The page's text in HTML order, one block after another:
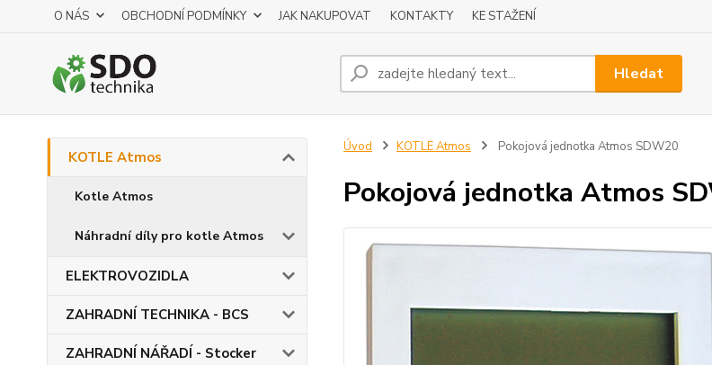
O NÁS OBCHODNÍ PODMÍNKY JAK NAKUPOVAT KONTAKTY KE STAŽENÍ
Hledat
KOTLE Atmos
Kotle Atmos
Náhradní díly pro kotle Atmos
ELEKTROVOZIDLA
ZAHRADNÍ TECHNIKA - BCS
ZAHRADNÍ NÁŘADÍ - Stocker
Úvod KOTLE Atmos Pokojová jednotka Atmos SDW20
Pokojová jednotka Atmos